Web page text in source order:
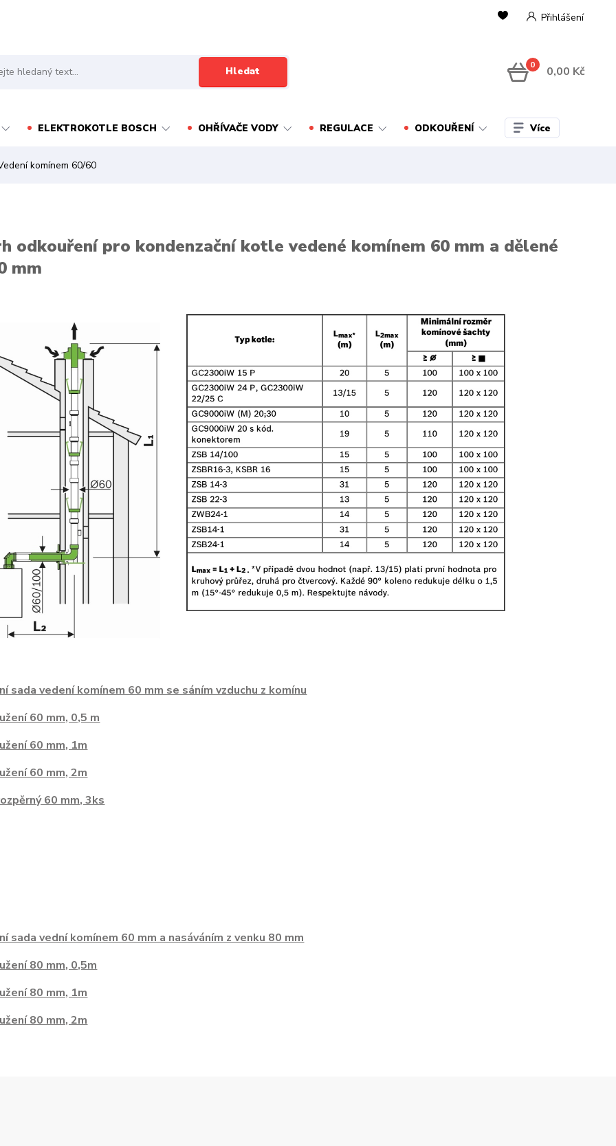
Přihlášení
Hledat 0 0,00 Kč
ELEKTROKOTLE BOSCH OHŘÍVAČE VODY REGULACE ODKOUŘENÍ Více
komínem 60/60
odkouření pro kondenzační kotle vedené komínem 60 mm a dělené
mm
sada vedení komínem 60 mm se sáním vzduchu z komínu
60 mm, 0,5 m
60 mm, 1m
60 mm, 2m
60 mm, 3ks
sada vední komínem 60 mm a nasáváním z venku 80 mm
80 mm, 0,5m
80 mm, 1m
80 mm, 2m